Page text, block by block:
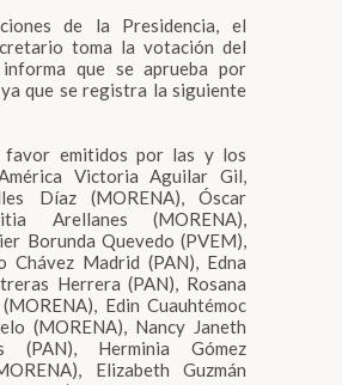
de la Presidencia, el
toma la votación del
que se aprueba por
que se registra la siguiente
emitidos por las y los
Victoria Aguilar Gil,
Díaz (MORENA), Óscar
Arellanes (MORENA),
Borunda Quevedo (PVEM),
Chávez Madrid (PAN), Edna
Herrera (PAN), Rosana
Edin Cuauhtémoc
(MORENA), Nancy Janeth
(PAN), Herminia Gómez
Elizabeth Guzmán